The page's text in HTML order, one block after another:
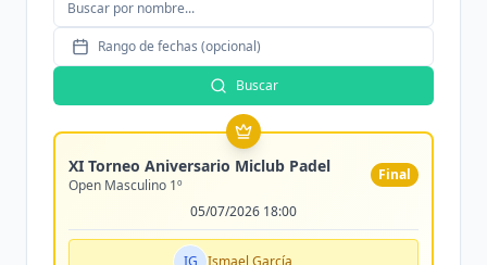
Rango de fechas (opcional)
Buscar
XI Torneo Aniversario Miclub Padel
Open Masculino 1º
Final
05/07/2026 18:00
IG Ismael García